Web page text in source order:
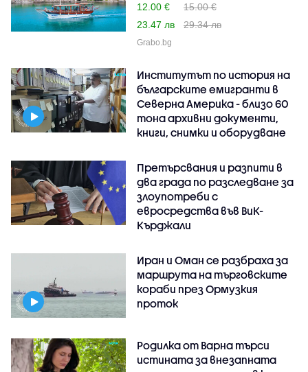
12.00 €
15.00 €
23.47 лв
29.34 лв
Grabo.bg
Институтът по история на
българските емигранти в
Северна Америка - близо 60
тона архивни документи,
книги, снимки и оборудване
Претърсвания и разпити в
два града по разследване за
злоупотреби с
евросредства във ВиК-
Кърджали
Иран и Оман се разбраха за
маршрута на търговските
кораби през Ормузкия
проток
Родилка от Варна търси
истината за внезапната